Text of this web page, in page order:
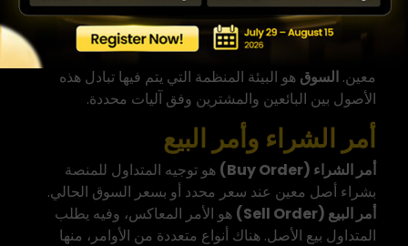
الأصل الماليهو أي شيء يمكن تداوله في الأسواق المالية،
سواء كان سهماً أو عملة أو سلعة أو عملة رقمية.الصفقة
هي أمر الشراء أو البيع الذي ينفّذه المتداول على أصل
معين. السوق هو البيئة المنظمة التي يتم فيها تبادل هذه
الأصول بين البائعين والمشترين وفق آليات محددة.
أمر الشراء وأمر البيع
أمر الشراء (Buy Order)
هو توجيه المتداول للمنصة
بشراء أصل معين عند سعر محدد أو بسعر السوق الحالي.
أمر البيع (Sell Order)
هو الأمر المعاكس، وفيه يطلب
المتداول بيع الأصل. هناك أنواع متعددة من الأوامر، منها